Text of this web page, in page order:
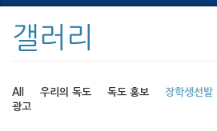
갤러리
All 우리의 독도 독도 홍보 장학생선발
광고